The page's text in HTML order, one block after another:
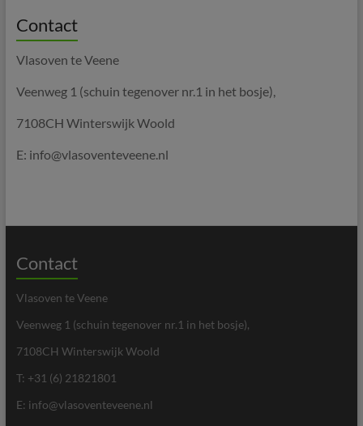
Contact
Vlasoven te Veene
Veenweg 1 (schuin tegenover nr.1 in het bosje),
7108CH Winterswijk Woold
E: info@vlasoventeveene.nl
Contact
Vlasoven te Veene
Veenweg 1 (schuin tegenover nr.1 in het bosje),
7108CH Winterswijk Woold
T: +31 (6) 21821801
E: info@vlasoventeveene.nl